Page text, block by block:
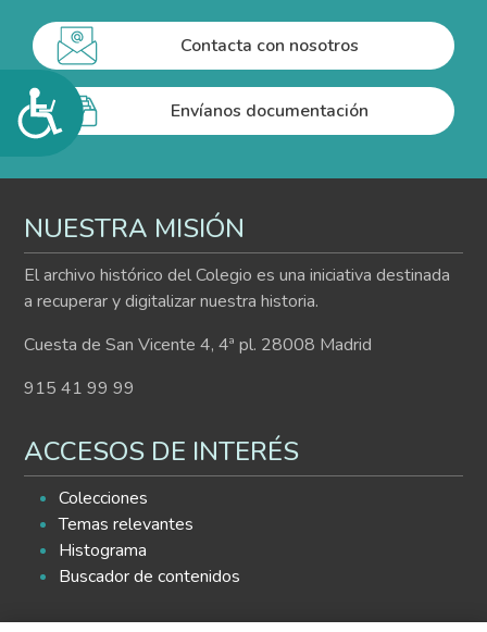
Accesibilidad
Contacta con nosotros
Envíanos documentación
NUESTRA MISIÓN
El archivo histórico del Colegio es una iniciativa destinada
a recuperar y digitalizar nuestra historia.
Cuesta de San Vicente 4, 4ª pl. 28008 Madrid
915 41 99 99
ACCESOS DE INTERÉS
Colecciones
Temas relevantes
Histograma
Buscador de contenidos